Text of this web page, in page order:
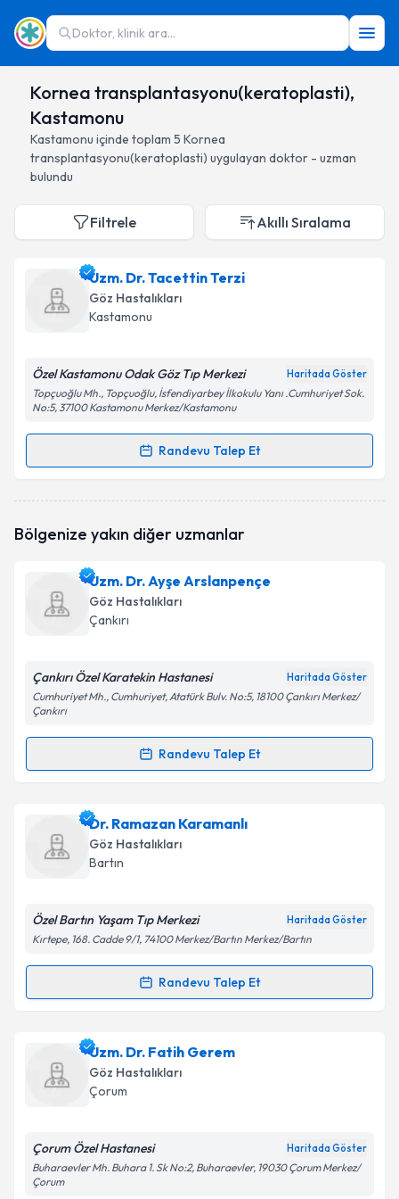
Doktor, klinik ara...
Kornea transplantasyonu(keratoplasti),
Kastamonu
Kastamonu içinde toplam 5 Kornea
transplantasyonu(keratoplasti) uygulayan doktor - uzman
bulundu
Filtrele Akıllı Sıralama
Uzm. Dr. Tacettin Terzi
Göz Hastalıkları
Kastamonu
Özel Kastamonu Odak Göz Tıp Merkezi Haritada Göster
Topçuoğlu Mh., Topçuoğlu, İsfendiyarbey İlkokulu Yanı .Cumhuriyet Sok.
No:5, 37100 Kastamonu Merkez/Kastamonu
Randevu Talep Et
Randevu Takvimi Talebi
oluşturun. Size bu uzmandan randevu almanız için bir
E-posta Adresiniz
Kişisel verilerimin işlenmesine ilişkin
Aydınlatma
Metni'ni okudum ve kişisel verilerimin belirtilen
Takvim Talebini Gönder
Bölgenize yakın diğer uzmanlar
Uzm. Dr. Ayşe Arslanpençe
Göz Hastalıkları
Çankırı
Çankırı Özel Karatekin Hastanesi Haritada Göster
Cumhuriyet Mh., Cumhuriyet, Atatürk Bulv. No:5, 18100 Çankırı Merkez/
Çankırı
Randevu Talep Et
Randevu Takvimi Talebi
Uzm. Dr. Ayşe Arslanpençeiçin randevu takvimi
talebi oluşturun. Size bu uzmandan randevu almanız
için bir takvim hazırlandığında e-posta ile
Kişisel verilerimin işlenmesine ilişkinAydınlatma
kapsamda işlenmesini kabul ediyorum.
Dr. Ramazan Karamanlı
Göz Hastalıkları
Bartın
Özel Bartın Yaşam Tıp Merkezi Haritada Göster
Kırtepe, 168. Cadde 9/1, 74100 Merkez/Bartın Merkez/Bartın
Randevu Talep Et
Randevu Takvimi Talebi
Dr. Ramazan Karamanlıiçin randevu takvimi talebi
oluşturun. Size bu uzmandan randevu almanız için bir
takvim hazırlandığında e-posta ile bilgilendireceğiz.
Uzm. Dr. Fatih Gerem
Göz Hastalıkları
Çorum
Çorum Özel Hastanesi Haritada Göster
Buharaevler Mh. Buhara 1. Sk No:2, Buharaevler, 19030 Çorum Merkez/
Çorum